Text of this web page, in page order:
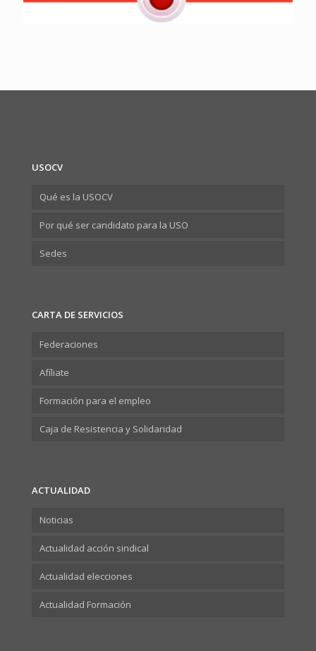
USOCV
Qué es la USOCV
Por qué ser candidato para la USO
Sedes
CARTA DE SERVICIOS
Federaciones
Afíliate
Formación para el empleo
Caja de Resistencia y Solidaridad
ACTUALIDAD
Noticias
Actualidad acción sindical
Actualidad elecciones
Actualidad Formación